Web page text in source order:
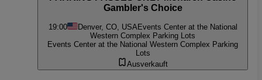
Gambler's Choice
19:00 Denver, CO, USA Events Center at the National
Western Complex Parking Lots
Events Center at the National Western Complex Parking
Lots
Ausverkauft